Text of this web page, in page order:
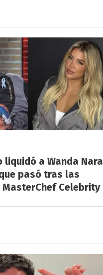
liquidó a Wanda Nara
pasó tras las
Celebrity